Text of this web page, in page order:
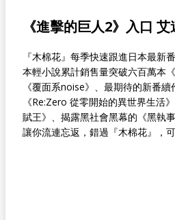
《進擊的巨人2》入口
『木棉花』每季快速跟進日本最新
本輕小說累計銷售量突破六百萬本
《覆面系noise》、最期待的新番
《Re:Zero 從零開始的異世界生活
賦王》、揭露黑社會黑幕的《黑執
讓你流連忘返，錯過『木棉花』，